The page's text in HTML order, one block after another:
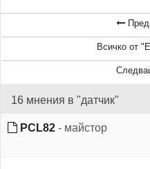
Всичко от
16 мнения в "датчик"
PCL82 - майстор